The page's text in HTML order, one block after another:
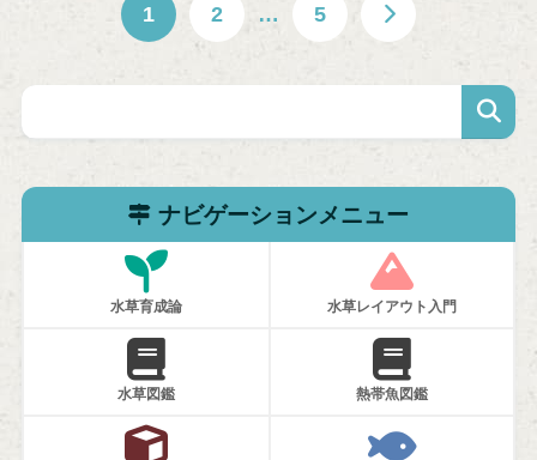
1 2 … 5
ナビゲーションメニュー
水草育成論 水草レイアウト入門
水草図鑑 熱帯魚図鑑